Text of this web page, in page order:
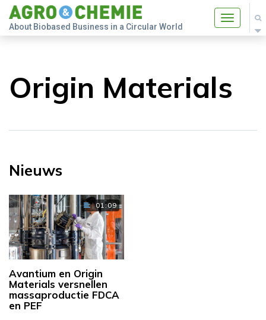
Toggle
About Biobased Business in a Circular World
Origin Materials
Nieuws
01:09
Avantium en Origin
Materials versnellen
massaproductie FDCA
en PEF